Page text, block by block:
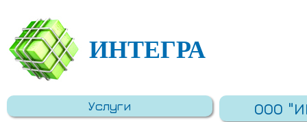
ИНТЕГРА
Услуги ООО